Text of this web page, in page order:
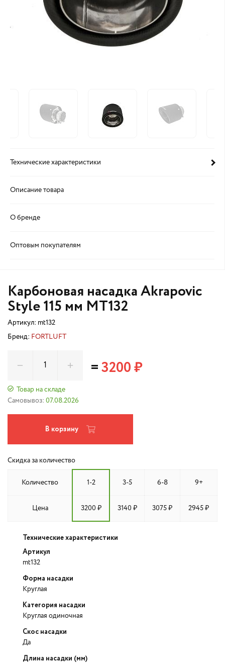
Технические характеристики
Описание товара
О бренде
Оптовым покупателям
Карбоновая насадка Akrapovic
Style 115 мм MT132
Артикул: mt132
Бренд: FORTLUFT
Товар на складе
Самовывоз: 07.08.2026
=3200 ₽
В корзину
Скидка за количество
Количество 1-2 3-5 6-8 9+
Цена 3200 ₽ 3140 ₽ 3075 ₽ 2945 ₽
Технические характеристики
Артикул
mt132
Форма насадки
Круглая
Категория насадки
Круглая одиночная
Скос насадки
Да
Длина насадки (мм)